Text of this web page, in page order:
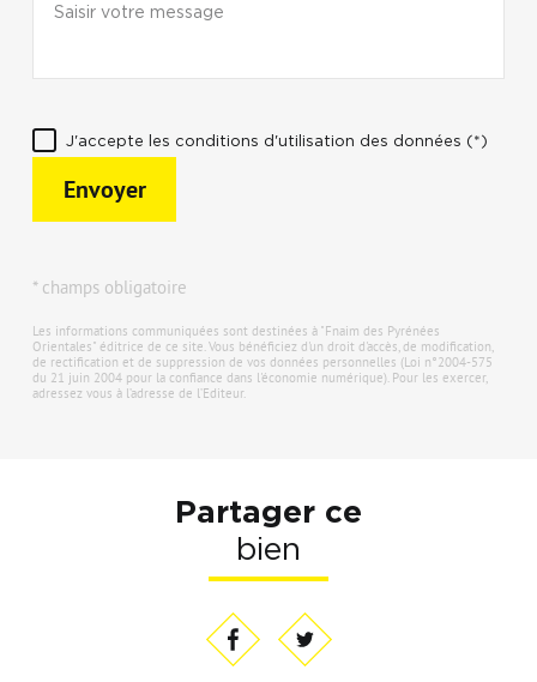
J'accepte les conditions d'utilisation des données (*)
Envoyer
* champs obligatoire
Les informations communiquées sont destinées à "Fnaim des Pyrénées
Orientales" éditrice de ce site. Vous bénéficiez d'un droit d'accès, de modification,
de rectification et de suppression de vos données personnelles (Loi n°2004-575
du 21 juin 2004 pour la confiance dans l'économie numérique). Pour les exercer,
adressez vous à l’adresse de l’Editeur.
Partager ce
bien